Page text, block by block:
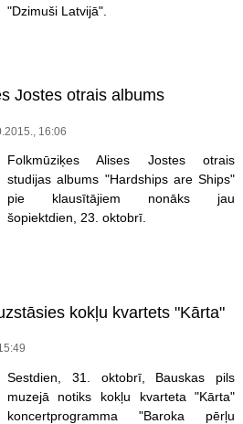
"Dzimuši Latvijā".
Jostes otrais albums
16:06
Folkmūziķes Alises Jostes otrais
studijas albums "Hardships are Ships"
pie klausītājiem nonāks jau
šopiektdien, 23. oktobrī.
kokļu kvartets "Kārta"
Sestdien, 31. oktobrī, Bauskas pils
muzejā notiks kokļu kvarteta "Kārta"
koncertprogramma "Baroka pērļu